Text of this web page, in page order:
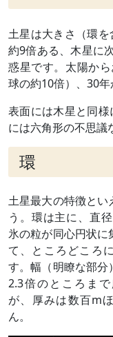
土星は大きさ（環
約9倍ある、木星に
惑星です。太陽か
球の約10倍）、30年
表面には木星と同
には六角形の不思議
環
土星最大の特徴とい
う。環は主に、直
氷の粒が同心円状に
て、ところどころ
す。幅（明瞭な部分
2.3倍のところま
が、厚みは数百m
ん。